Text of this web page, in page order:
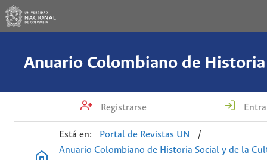
Registrarse
Está en: Portal de Revistas UN
/
Anuario Colombiano de Historia Social y de la